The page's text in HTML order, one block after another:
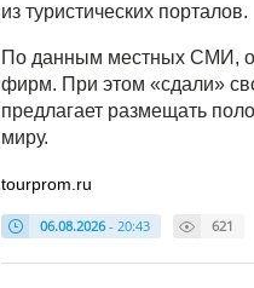
из туристических порталов.
По данным местных СМИ,
фирм. При этом «сдали»
предлагает размещать
миру.
tourprom.ru
06.08.2026- 20:43 621